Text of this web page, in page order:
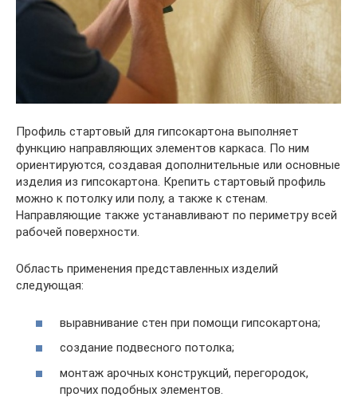
Профиль стартовый для гипсокартона выполняет
функцию направляющих элементов каркаса. По ним
ориентируются, создавая дополнительные или основные
изделия из гипсокартона. Крепить стартовый профиль
можно к потолку или полу, а также к стенам.
Направляющие также устанавливают по периметру всей
рабочей поверхности.
Область применения представленных изделий
следующая:
выравнивание стен при помощи гипсокартона;
создание подвесного потолка;
монтаж арочных конструкций, перегородок,
прочих подобных элементов.